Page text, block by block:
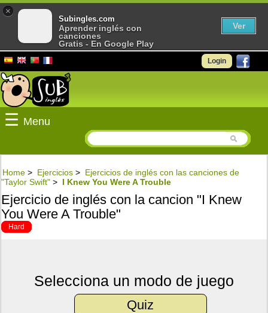
Login
☰ Menu
Home > Ejercicios > Ejercicios de inglés con las canciones de
"Taylor Swift" > I Knew You Were A Trouble
Ejercicio de inglés con la cancion "I Knew
You Were A Trouble"
Hard
Selecciona un modo de juego
Quiz
×
Subingles.com
Aprender inglés con
canciones
Gratis - En Google Play
Ver